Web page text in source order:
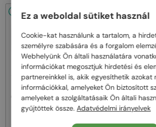
48/72 -20%
Celine—Napszemüvegek
CL40242I - 01B - 53
48/72
Celine—
CL40246U-Y
Ez a weboldal sütiket használ
Cookie-kat használunk a tartalom, a
személyre szabására és a forgalom
Webhelyünk Ön általi használatára
információkat megosztjuk hirdetési és
partnereinkkel is, akik egyesíthetik azokat
információkkal, amelyeket Ön biztosított
amelyeket a szolgáltatásaik Ön általi
gyűjtöttek össze.Adatvédelmi irányelvek